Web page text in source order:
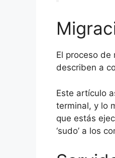
El proceso de
describen a
Este artículo
terminal, y lo
que estás
‘sudo’ a los